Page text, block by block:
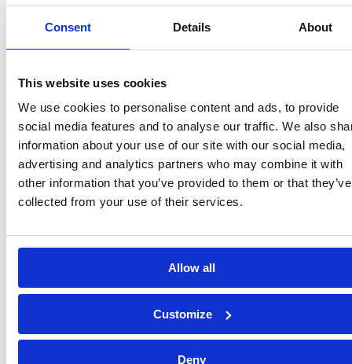
This website uses cookies
social media features and to analyse our traffic. We also
information about your use of our site with our social media,
advertising and analytics partners who may combine it with
other information that you’ve provided to them or that they’ve
collected from your use of their services.
Deny
Waarom Parenthings
Veilig & schoon Premium service en garantie
Je kunt je baby zorgeloos laten instappen.
We reinigen alles professioneel en vervangen versleten onderdelen.